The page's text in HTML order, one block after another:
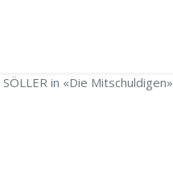
SÖLLER in «Die Mitschuldigen»